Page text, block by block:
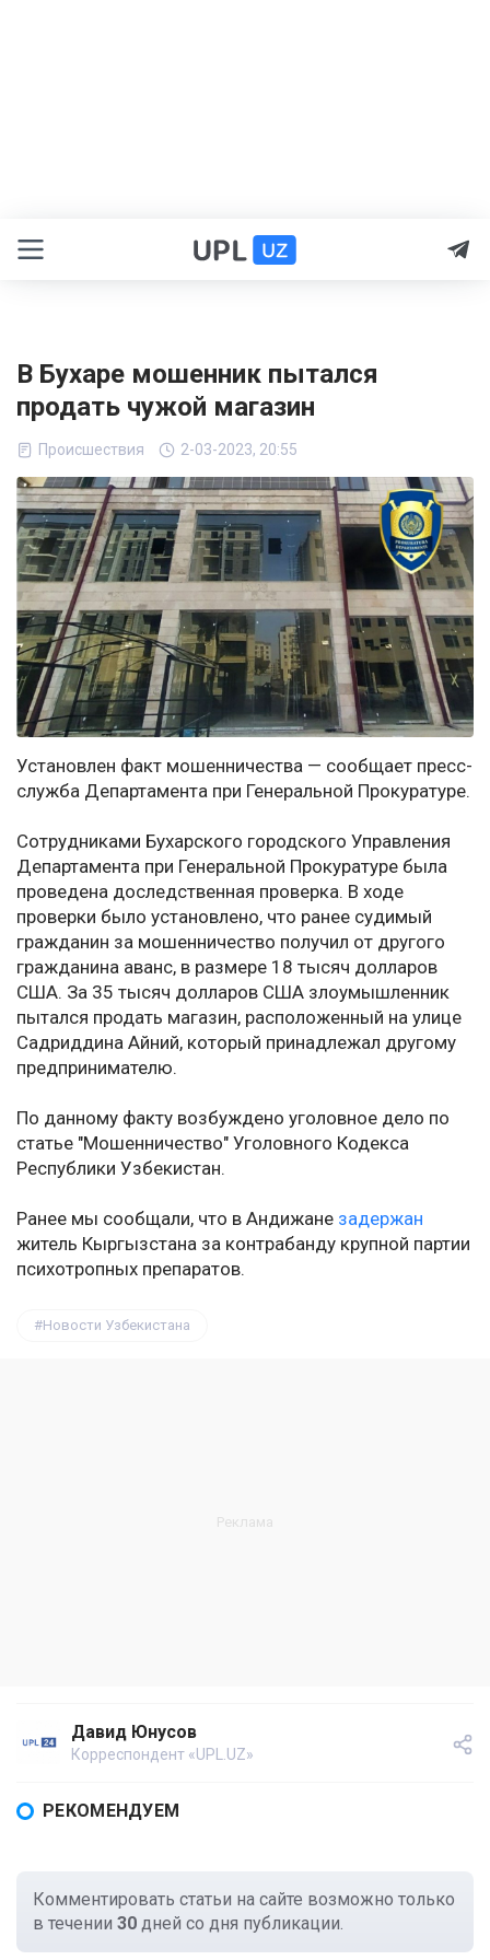
В Бухаре мошенник пытался
продать чужой магазин
Происшествия 2-03-2023, 20:55
Установлен факт мошенничества — сообщает пресс-
служба Департамента при Генеральной Прокуратуре.
Сотрудниками Бухарского городского Управления
Департамента при Генеральной Прокуратуре была
проведена доследственная проверка. В ходе
проверки было установлено, что ранее судимый
гражданин за мошенничество получил от другого
гражданина аванс, в размере 18 тысяч долларов
США. За 35 тысяч долларов США злоумышленник
пытался продать магазин, расположенный на улице
Садриддина Айний, который принадлежал другому
предпринимателю.
По данному факту возбуждено уголовное дело по
статье "Мошенничество" Уголовного Кодекса
Республики Узбекистан.
Ранее мы сообщали, что в Андижане задержан
житель Кыргызстана за контрабанду крупной партии
психотропных препаратов.
Новости Узбекистана
Давид Юнусов
Корреспондент «UPL.UZ»
РЕКОМЕНДУЕМ
Комментировать статьи на сайте возможно только
в течении 30 дней со дня публикации.